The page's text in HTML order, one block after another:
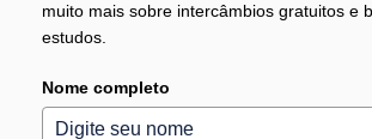
muito mais sobre intercâmbios gratuitos e
estudos.
Nome completo